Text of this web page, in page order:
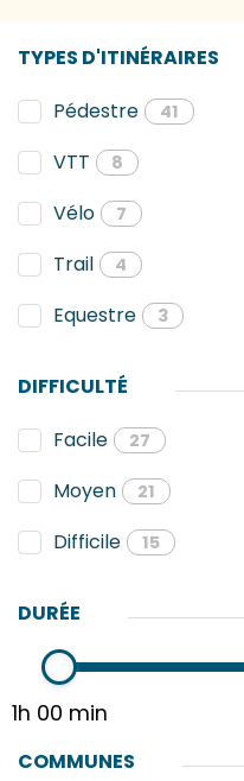
TYPES D'ITINÉRAIRES
Pédestre
41
VTT 8
Vélo 7
Trail 4
Equestre 3
DIFFICULTÉ
Facile
27
Moyen 21
Difficile 15
DURÉE
1h 00 min
COMMUNES